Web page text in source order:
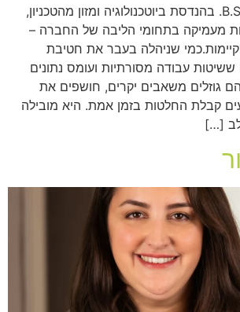
שחר, בעלת תואר B.Sc. בהנדסת ביוטכנולוגיה ומזון מהטכניון,
מעמיקה בתחומי הליבה של החברה –
שניהלה בעבר את חטיבת
עבודה מסורתיות ועומס נתונים
גוזלים משאבים יקרים, חושפים את
קבלת החלטות בזמן אמת. היא מובילה
[…]